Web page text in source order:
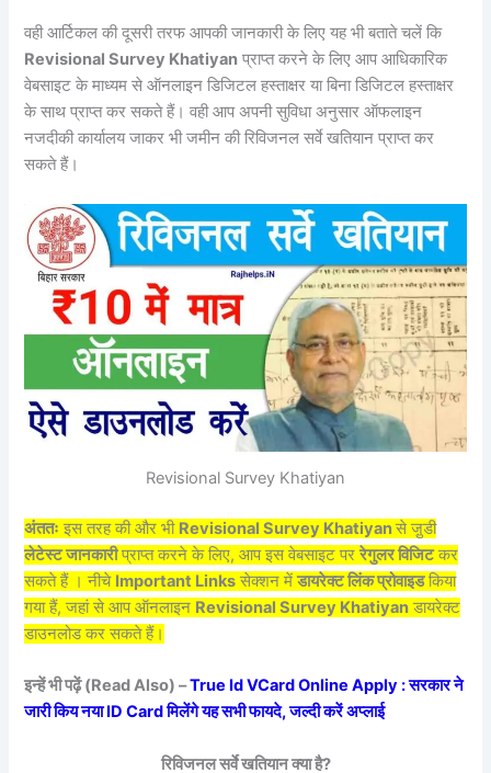
वही आर्टिकल की दूसरी तरफ आपकी जानकारी के लिए यह भी बताते चलें कि
Revisional Survey Khatiyan प्राप्त करने के लिए आप आधिकारिक
वेबसाइट के माध्यम से ऑनलाइन डिजिटल हस्ताक्षर या बिना डिजिटल हस्ताक्षर
के साथ प्राप्त कर सकते हैं। वही आप अपनी सुविधा अनुसार ऑफलाइन
नजदीकी कार्यालय जाकर भी जमीन की रिविजनल सर्वे खतियान प्राप्त कर
सकते हैं।
Revisional Survey Khatiyan
अंततः इस तरह की और भी Revisional Survey Khatiyanसे जु़डी
लेटेस्ट जानकारीप्राप्त करने के लिए, आप इस वेबसाइट पररेगुलर विजिटकर
सकते हैं । नीचे Important Links सेक्शन मेंडायरेक्ट लिंक प्रोवाइडकिया
गया हैं, जहां से आप ऑनलाइन Revisional Survey Khatiyan डायरेक्ट
डाउनलोड कर सकते हैं।
इन्हें भी पढ़ें (Read Also) –True Id VCard Online Apply : सरकार ने
जारी किय नया ID Card मिलेंगे यह सभी फायदे, जल्दी करें अप्लाई
रिविजनल सर्वे खतियान क्या है?